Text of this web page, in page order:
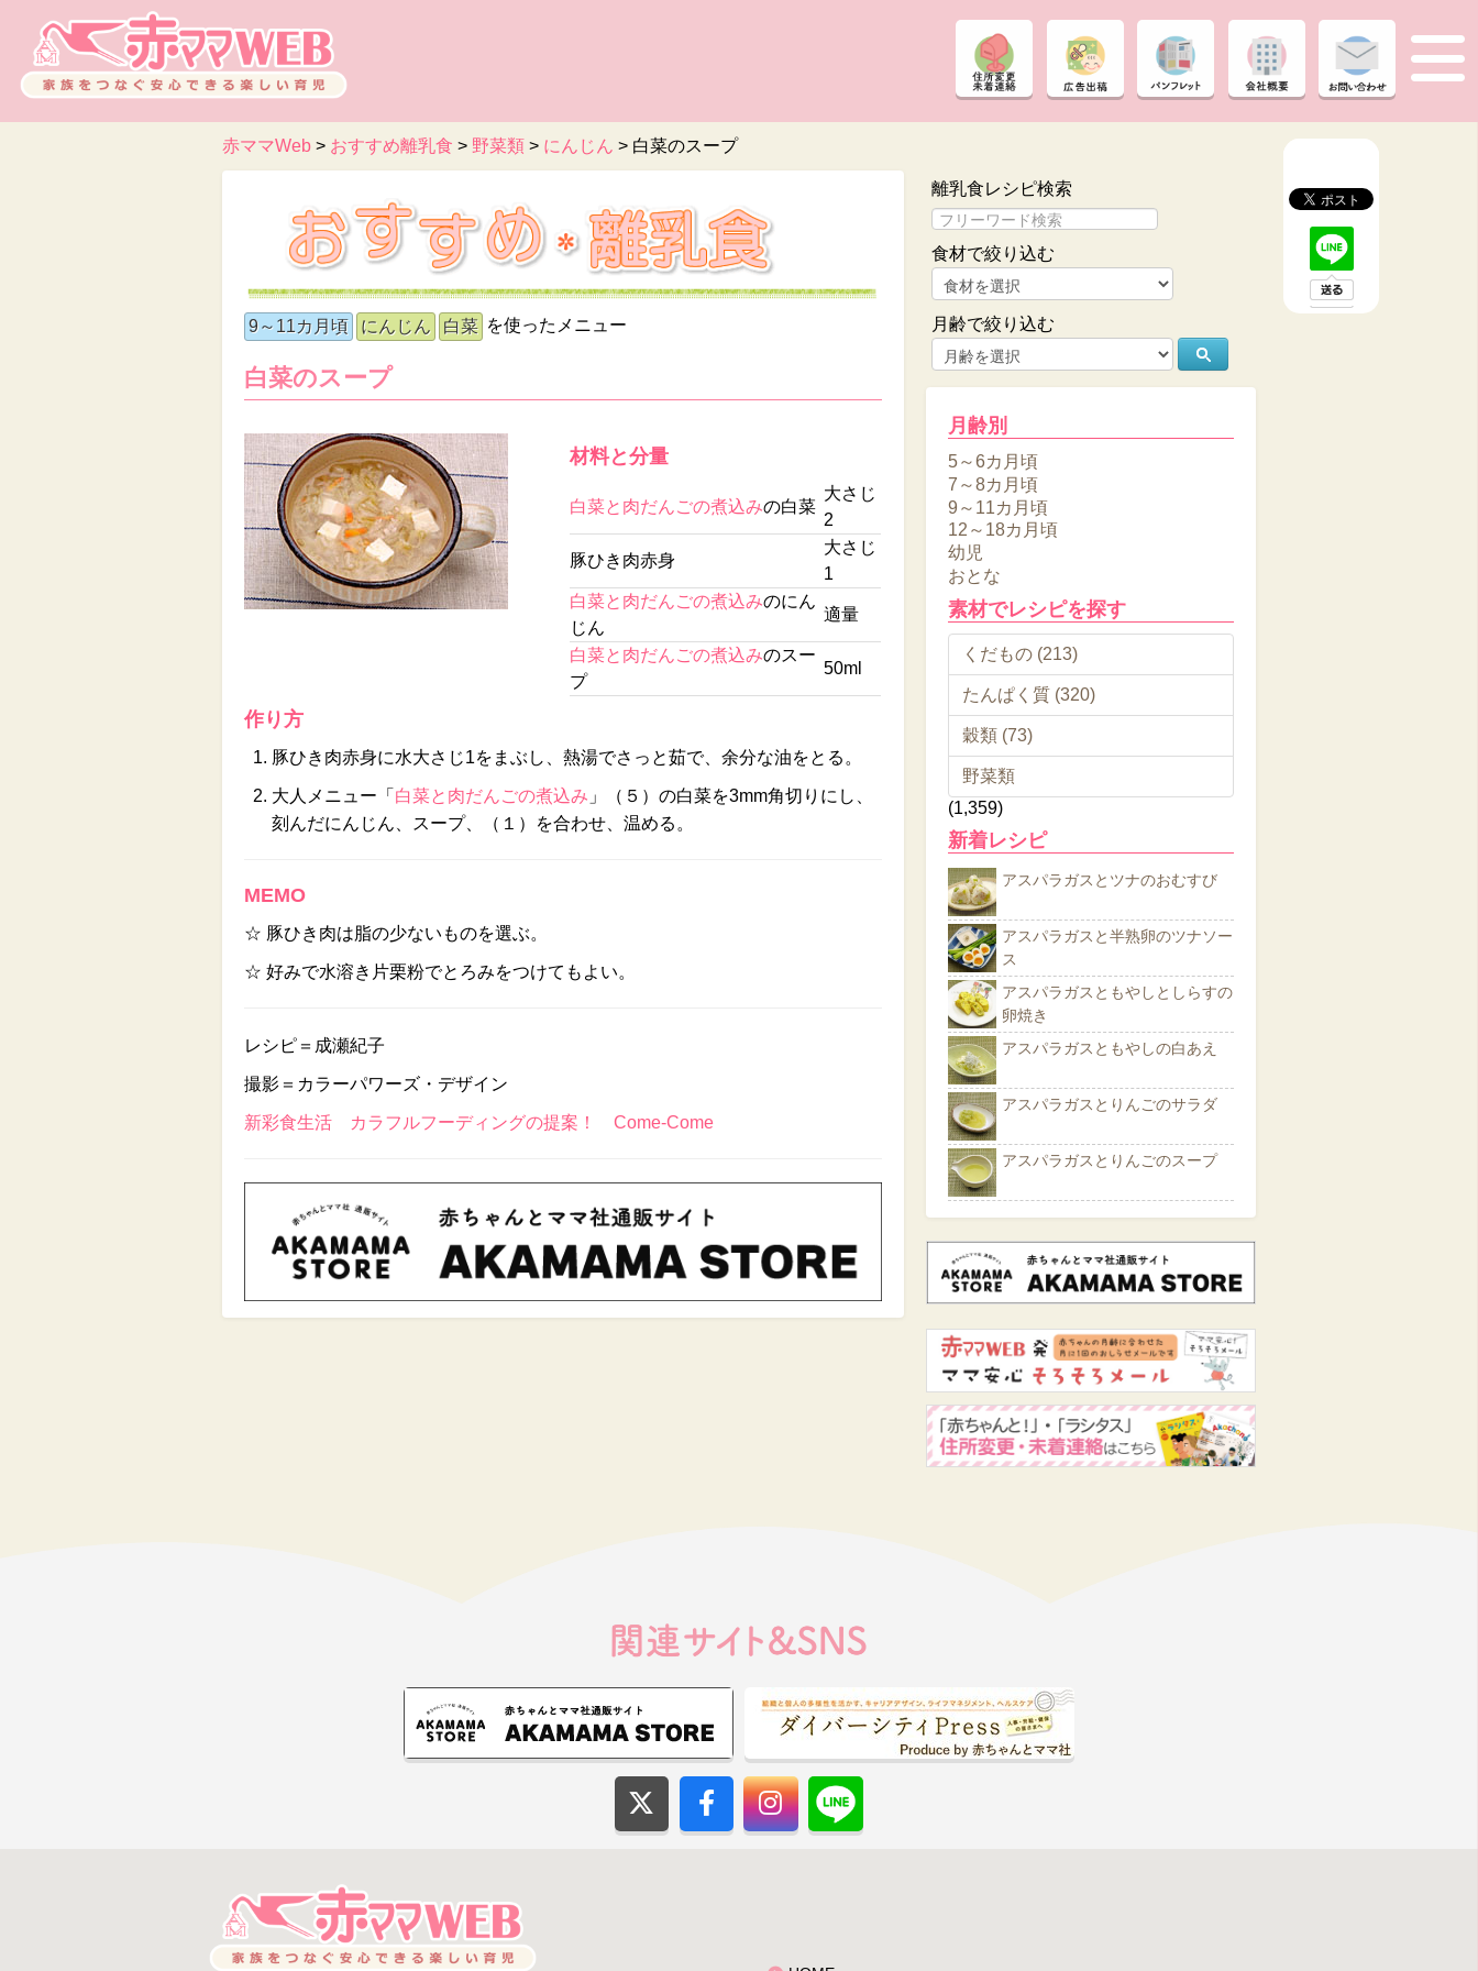
赤ママWeb > おすすめ離乳食 > 野菜類 > にんじん > 白菜のスープ
9～11カ月頃 にんじん 白菜 を使ったメニュー
白菜のスープ
材料と分量
白菜と肉だんごの煮込みの白菜
大さじ
2
豚ひき肉赤身
大さじ
1
白菜と肉だんごの煮込みのにん
じん
適量
白菜と肉だんごの煮込みのスー
プ
50ml
作り方
豚ひき肉赤身に水大さじ1をまぶし、熱湯でさっと茹で、余分な油をとる。
大人メニュー「 白菜と肉だんごの煮込み 」（５）の白菜を3mm角切りにし、
刻んだにんじん、スープ、（１）を合わせ、温める。
MEMO
☆ 豚ひき肉は脂の少ないものを選ぶ。
☆ 好みで水溶き片栗粉でとろみをつけてもよい。
レシピ＝成瀬紀子
撮影＝カラーパワーズ・デザイン
新彩食生活 カラフルフーディングの提案！ Come-Come
離乳食レシピ検索
食材で絞り込む
月齢で絞り込む
月齢別
5～6カ月頃
7～8カ月頃
9～11カ月頃
12～18カ月頃
幼児
おとな
素材でレシピを探す
くだもの (213)
たんぱく質 (320)
穀類 (73)
野菜類
(1,359)
新着レシピ
アスパラガスとツナのおむすび
アスパラガスと半熟卵のツナソー
ス
アスパラガスともやしとしらすの
卵焼き
アスパラガスともやしの白あえ
アスパラガスとりんごのサラダ
アスパラガスとりんごのスープ